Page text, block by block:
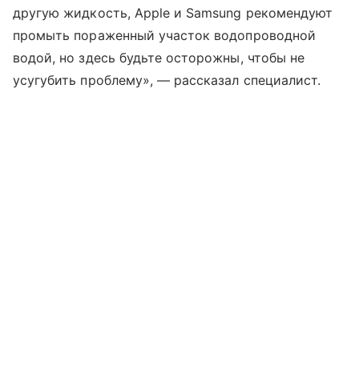
другую жидкость, Apple и Samsung рекомендуют
промыть пораженный участок водопроводной
водой, но здесь будьте осторожны, чтобы не
усугубить проблему», — рассказал специалист.